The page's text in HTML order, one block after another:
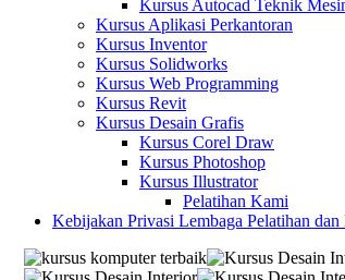
Kursus Autocad Teknik
Kursus Aplikasi Perkantoran
Kursus Inventor
Kursus Solidworks
Kursus Web Programming
Kursus Revit
Kursus Desain Grafis
Kursus Corel Draw
Kursus Photoshop
Kursus Illustrator
Pelatihan Kami
Kebijakan Privasi Lembaga Pelatihan